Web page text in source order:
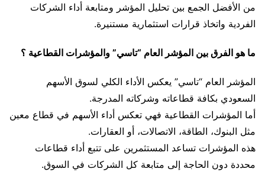
من الأفضل الجمع بين تحليل المؤشر ومتابعة أداء الشركات
الفردية واتخاذ قرارات استثمارية مستنيرة.
ما هو الفرق بين المؤشر العام “تاسي” والمؤشرات القطاعية ؟
المؤشر العام “تاسي” يعكس الأداء الكلي لسوق الأسهم
السعودي بكافة قطاعاته وشركاته المدرجة.
أما المؤشرات القطاعية فهي تعكس أداء الأسهم في قطاع معين
مثل البنوك، الطاقة، الاتصالات، أو العقارات.
هذه المؤشرات تساعد المستثمرين على تتبع أداء قطاعات
محددة دون الحاجة إلى متابعة كل الشركات في السوق.